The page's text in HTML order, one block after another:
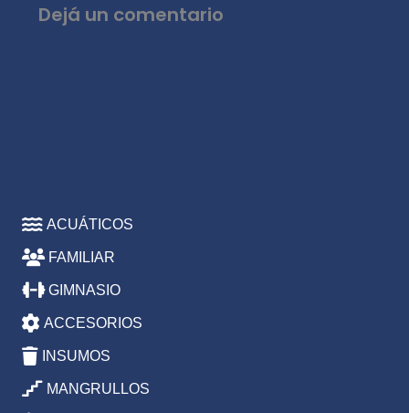
Dejá un comentario
ACUÁTICOS
FAMILIAR
GIMNASIO
ACCESORIOS
INSUMOS
MANGRULLOS